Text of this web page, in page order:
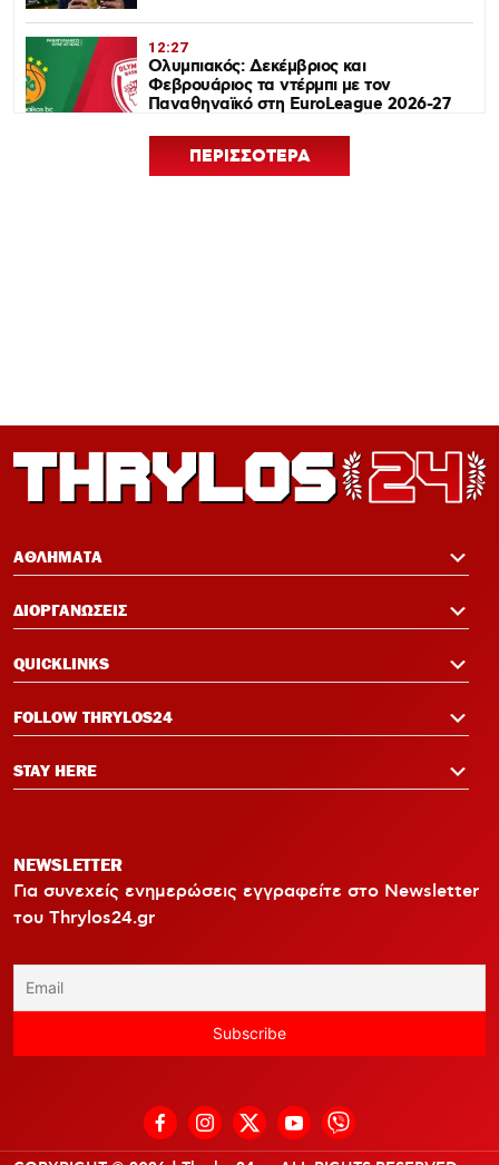
12:27
Ολυμπιακός: Δεκέμβριος και
Φεβρουάριος τα ντέρμπι με τον
Παναθηναϊκό στη EuroLeague 2026-27
Μεντιλίμπαρ
ΠΕΡΙΣΣΟΤΕΡΑ
ΑΘΛΗΜΑΤΑ
ΔΙΟΡΓΑΝΩΣΕΙΣ
QUICKLINKS
FOLLOW THRYLOS24
STAY HERE
NEWSLETTER
Για συνεχείς ενημερώσεις εγγραφείτε στο Newsletter
του Thrylos24.gr